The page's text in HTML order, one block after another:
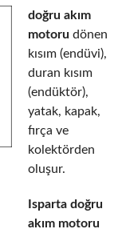
doğru akım
motoru dönen
kısım (endüvi),
duran kısım
(endüktör),
yatak, kapak,
fırça ve
kolektörden
oluşur.
Isparta doğru
akım motoru